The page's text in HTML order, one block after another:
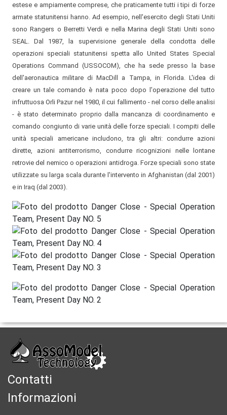
estese e ampiamente comprese, che praticamente tutti i tipi di forze
armate statunitensi hanno. Ad esempio, nell'esercito degli Stati Uniti
sono Rangers o Berretti Verdi e nella Marina degli Stati Uniti sono
SEAL. Dal 1987, la supervisione generale della condotta delle
operazioni speciali statunitensi spetta allo United States Special
Operations Command (USSOCOM), che ha sede presso la base
dell'aeronautica militare di MacDill a Tampa, in Florida. L'idea di
creare un tale comando è nata poco dopo l'operazione del tutto
infruttuosa Orli Pazur nel 1980, il cui fallimento - nel corso delle analisi
- è stato determinato proprio dalla mancanza di coordinamento e
comando congiunto di varie unità delle forze speciali. I compiti delle
unità speciali americane includono, tra gli altri: condurre azioni
dirette, azioni antiterrorismo, condurre ricognizioni nelle lontane
retrovie del nemico o operazioni antidroga. Forze speciali sono state
utilizzate su larga scala durante l'intervento in Afghanistan (dal 2001)
e in Iraq (dal 2003).
Contatti
Informazioni